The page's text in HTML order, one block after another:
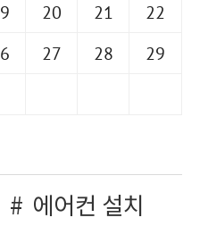
20 21
22
27 28
29
에어컨 설치